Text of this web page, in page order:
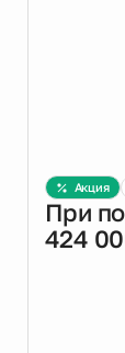
Акция
При
424